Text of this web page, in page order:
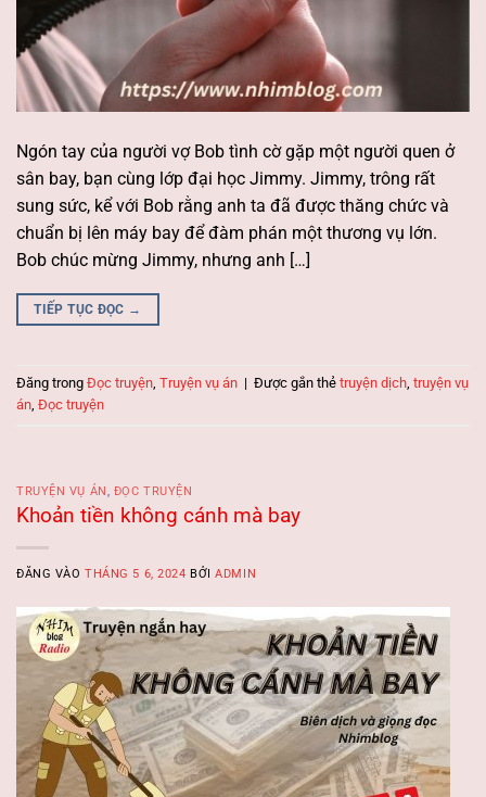
Ngón tay của người vợ Bob tình cờ gặp một người quen ở
sân bay, bạn cùng lớp đại học Jimmy. Jimmy, trông rất
sung sức, kể với Bob rằng anh ta đã được thăng chức và
chuẩn bị lên máy bay để đàm phán một thương vụ lớn.
Bob chúc mừng Jimmy, nhưng anh […]
TIẾP TỤC ĐỌC →
Đăng trong Đọc truyện Truyện vụ án | Được gắn thẻ truyện dịch truyện vụ
án Đọc truyện
TRUYỆN VỤ ÁN ĐỌC TRUYỆN
Khoản tiền không cánh mà bay
ĐĂNG VÀOTHÁNG 5 6, 2024 BỞIADMIN